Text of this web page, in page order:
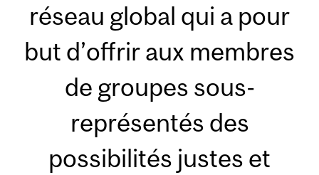
réseau global qui a pour
but d’offrir aux membres
de groupes sous-
représentés des
possibilités justes et